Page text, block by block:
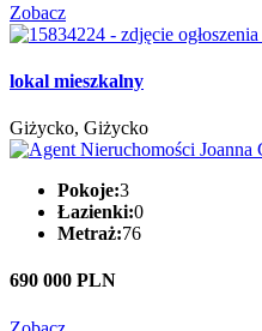
Zobacz
lokal mieszkalny
Giżycko, Giżycko
Pokoje:3
Łazienki:0
Metraż:76
690 000 PLN